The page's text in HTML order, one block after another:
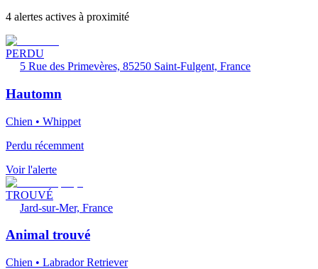
4 alertes actives à proximité
PERDU
5 Rue des Primevères, 85250 Saint-Fulgent, France
Hautomn
Chien • Whippet
Perdu récemment
Voir l'alerte
TROUVÉ
Jard-sur-Mer, France
Animal trouvé
Chien • Labrador Retriever